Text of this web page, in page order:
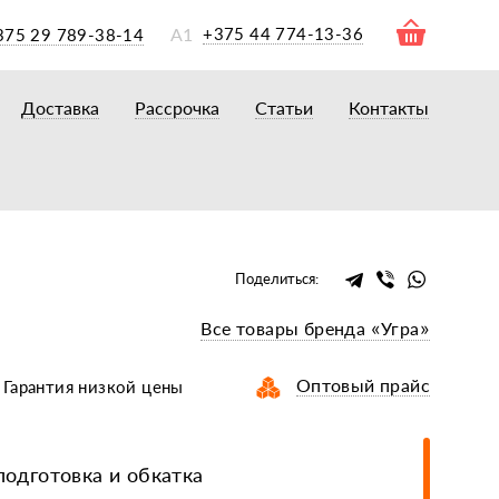
29 789-38-14 А1 +375 44 774-13-36
для мотоблоков
навесному оборудованию
сальники, ремни
Доставка Рассрочка Статьи Контакты
Поделиться:
Все товары бренда «Угра»
Гарантия низкой цены Оптовый прайс
и обкатка